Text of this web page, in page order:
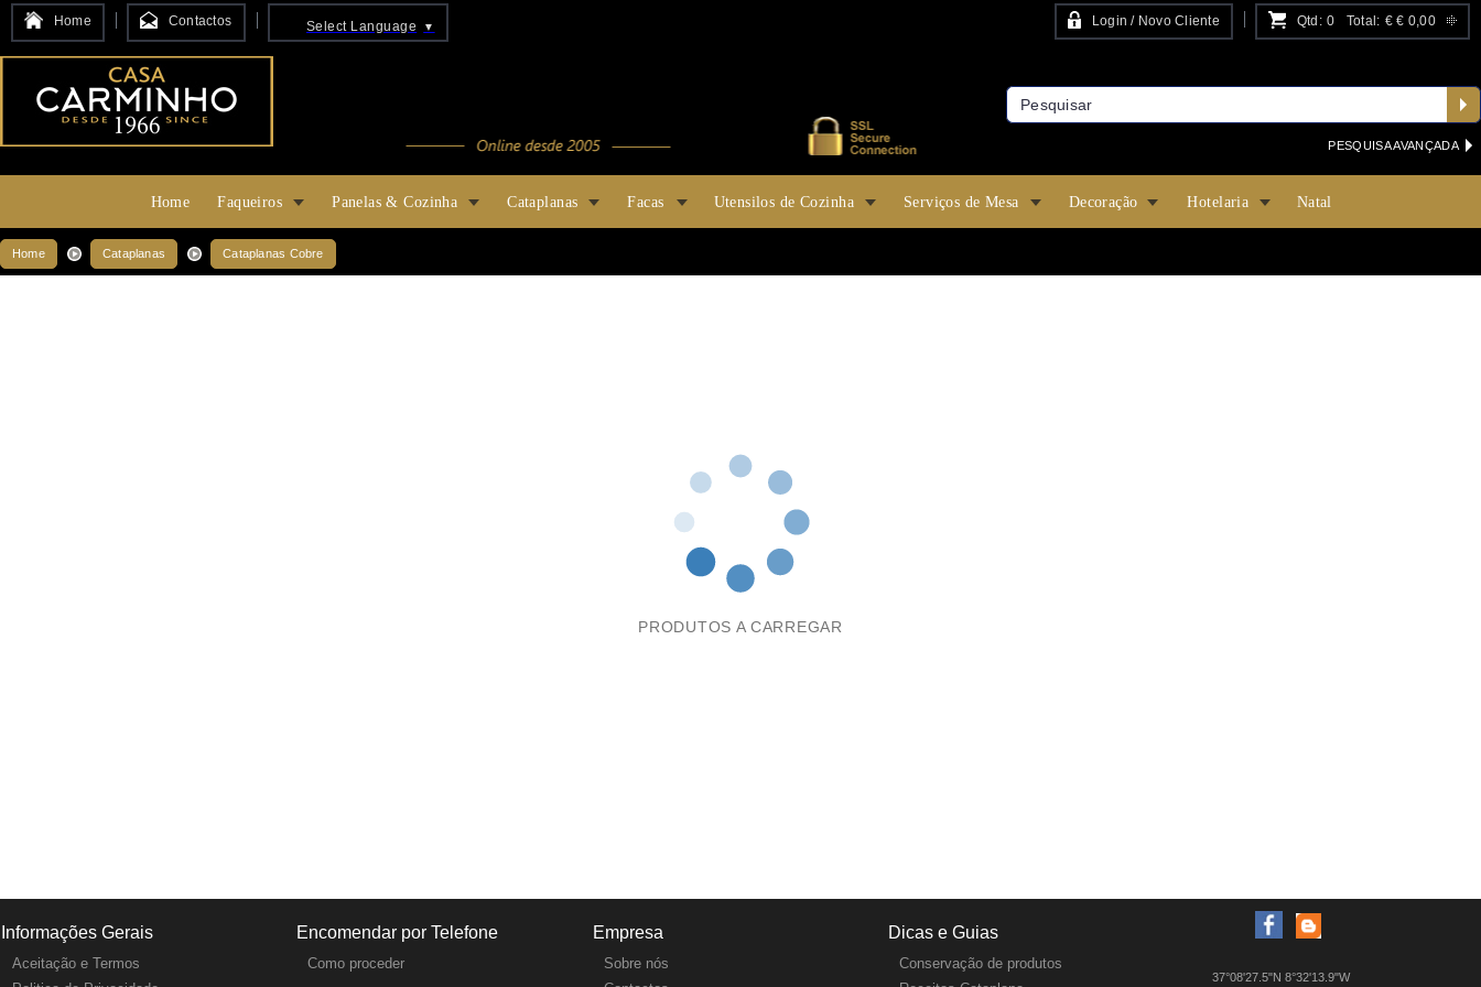
Home Contactos Select Language ▼ Login / Novo Cliente Qtd: 0 Total: €€ 0,00
PESQUISA AVANÇADA
Home Faqueiros Panelas & Cozinha Cataplanas Facas Utensilos de Cozinha Serviços de Mesa Decoração Hotelaria Natal
Home Cataplanas Cataplanas Cobre
PRODUTOS A CARREGAR
Informações Gerais
Aceitação e Termos
Encomendar por Telefone
Como proceder
Empresa
Sobre nós
Dicas e Guias
Conservação de produtos
37°08'27.5"N 8°32'13.9"W